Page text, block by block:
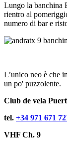
Lungo la banchina
rientro al
numero di bar e
L’unico neo è che
un po' puzzolente.
Club de vela
tel. +34 971 671
VHF Ch. 9